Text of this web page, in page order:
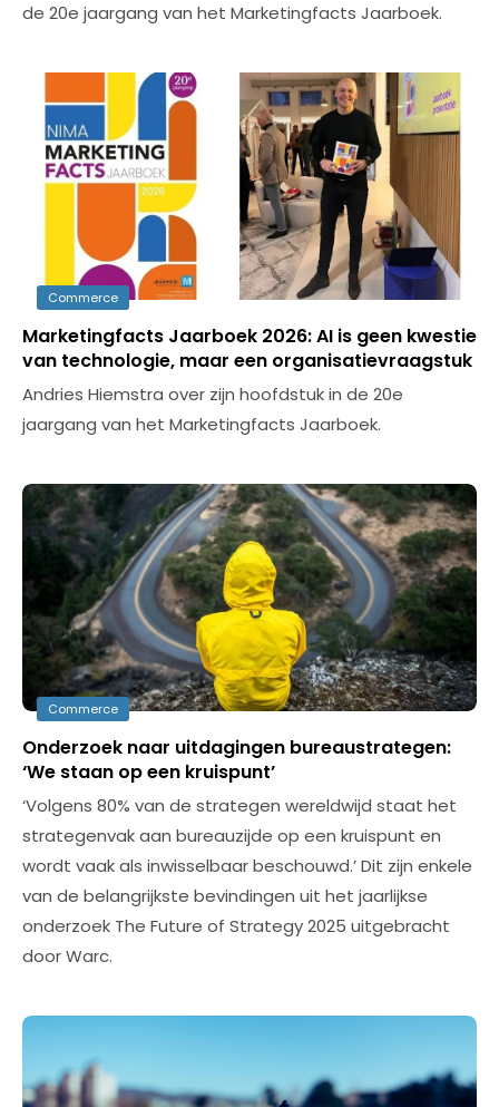
de 20e jaargang van het Marketingfacts Jaarboek.
Commerce
Marketingfacts Jaarboek 2026: AI is geen kwestie
van technologie, maar een organisatievraagstuk
Andries Hiemstra over zijn hoofdstuk in de 20e
jaargang van het Marketingfacts Jaarboek.
Commerce
Onderzoek naar uitdagingen bureaustrategen:
‘We staan op een kruispunt’
‘Volgens 80% van de strategen wereldwijd staat het
strategenvak aan bureauzijde op een kruispunt en
wordt vaak als inwisselbaar beschouwd.’ Dit zijn enkele
van de belangrijkste bevindingen uit het jaarlijkse
onderzoek The Future of Strategy 2025 uitgebracht
door Warc.